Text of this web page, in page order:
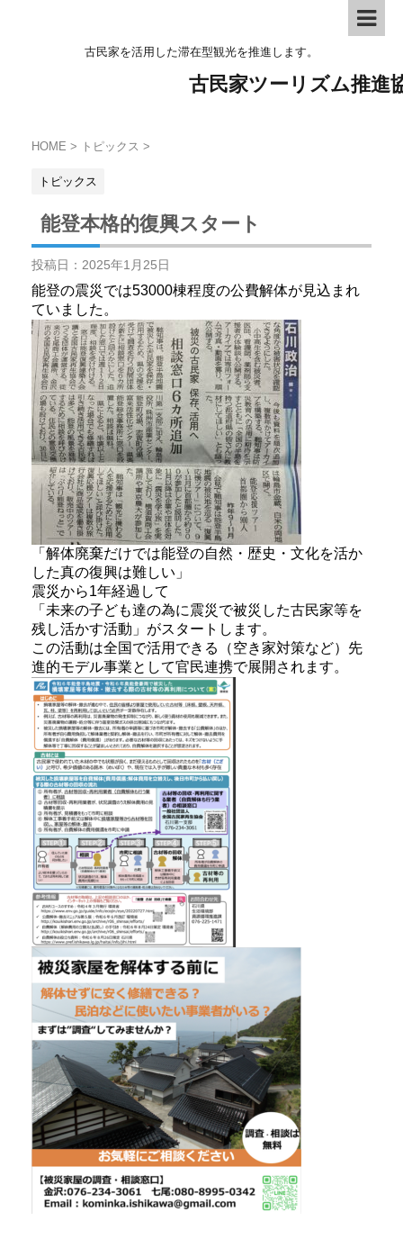
古民家を活用した滞在型観光を推進します。
古民家ツーリズム推進
HOME > トピックス >
トピックス
能登本格的復興スタート
投稿日： 2025年1月25日
能登の震災では53000棟程度の公費解体が見込まれ
ていました。
「解体廃棄だけでは能登の自然・歴史・文化を活か
した真の復興は難しい」
震災から1年経過して
「未来の子ども達の為に震災で被災した古民家等を
残し活かす活動」がスタートします。
この活動は全国で活用できる（空き家対策など）先
進的モデル事業として官民連携で展開されます。